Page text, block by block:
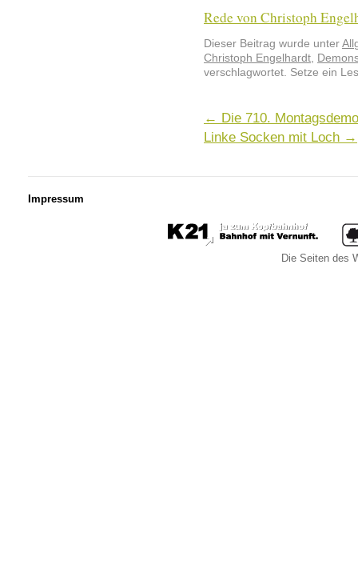
Rede von Christoph
Dieser Beitrag wurde unter
Christoph Engelhardt
verschlagwortet. Setze ein
← Die 710.
Linke Socken mit Loch →
Impressum
Die Seiten des